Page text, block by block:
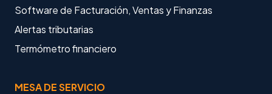
Software de Facturación, Ventas y Finanzas
Alertas tributarias
Termómetro financiero
MESA DE SERVICIO